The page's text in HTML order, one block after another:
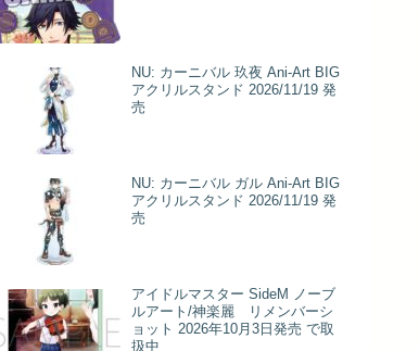
NU: カーニバル 玖夜 Ani-Art BIG
アクリルスタンド 2026/11/19 発
売
NU: カーニバル ガル Ani-Art BIG
アクリルスタンド 2026/11/19 発
売
アイドルマスター SideM ノーブ
ルアート/神楽麗 リメンバーシ
ョット 2026年10月3日発売 で取
扱中